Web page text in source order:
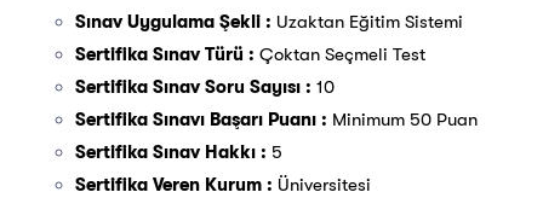
Sınav Uygulama Şekli : Uzaktan Eğitim Sistemi
Sertifika Sınav Türü : Çoktan Seçmeli Test
Sertifika Sınav Soru Sayısı : 10
Sertifika Sınavı Başarı Puanı : Minimum 50 Puan
Sertifika Sınav Hakkı : 5
Sertifika Veren Kurum : Üniversitesi